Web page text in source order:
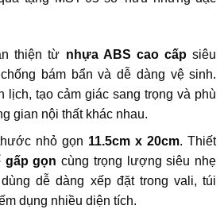
thiện từ nhựa ABS cao cấp siêu
bám bẩn và dễ dàng vệ sinh.
lịch, tạo cảm giác sang trọng và phù
gian nội thất khác nhau.
nhỏ gọn 11.5cm x 20cm. Thiết
gấp gọn cùng trọng lượng siêu nhẹ
dễ dàng xếp đặt trong vali, túi
dụng nhiều diện tích.